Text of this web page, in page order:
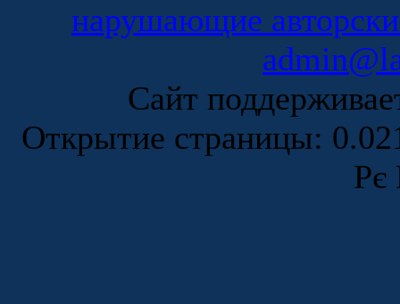
нарушающие
Сайт
Открытие страницы:
Рє